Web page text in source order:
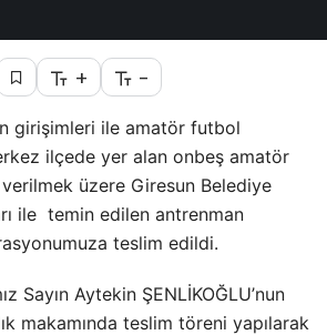
+ -
girişimleri ile amatör futbol
ilçede yer alan onbeş amatör
üzere Giresun Belediye
ile temin edilen antrenman
teslim edildi.
Sayın Aytekin ŞENLİKOĞLU’nun
makamında teslim töreni yapılarak